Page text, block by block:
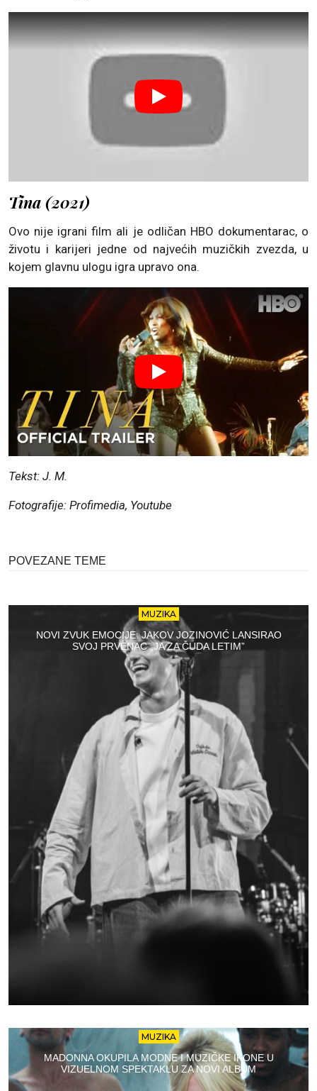
Tina (2021)
Ovo nije igrani film ali je odličan HBO dokumentarac, o
životu i karijeri jedne od najvećih muzičkih zvezda, u
kojem glavnu ulogu igra upravo ona.
Tekst: J. M.
Fotografije: Profimedia, Youtube
POVEZANE TEME
MUZIKA
NOVI ZVUK EMOCIJE: JAKOV JOZINOVIĆ LANSIRAO
SVOJ PRVENAC „JA ZA ČUDA LETIM”
MUZIKA
MADONNA OKUPILA MODNE I MUZIČKE IKONE U
VIZUELNOM SPEKTAKLU ZA NOVI ALBUM